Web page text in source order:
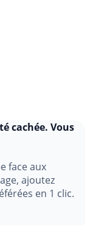
face aux
ajoutez
en 1 clic.